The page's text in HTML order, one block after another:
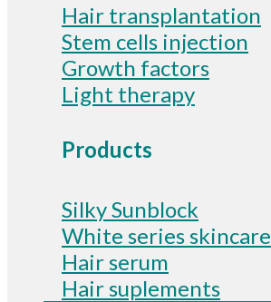
Hair transplantation
Stem cells injection
Growth factors
Light therapy
Products
Silky Sunblock
White series skincare
Hair serum
Hair suplements